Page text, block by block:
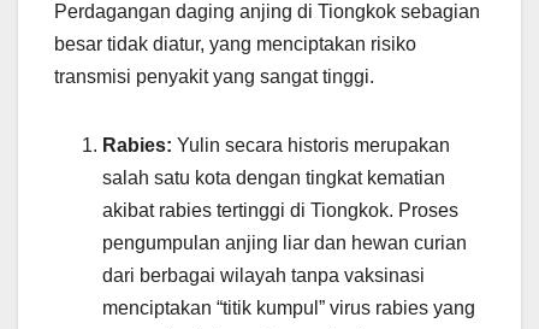
Perdagangan daging anjing di Tiongkok sebagian
besar tidak diatur, yang menciptakan risiko
transmisi penyakit yang sangat tinggi.
Rabies: Yulin secara historis merupakan
salah satu kota dengan tingkat kematian
akibat rabies tertinggi di Tiongkok. Proses
pengumpulan anjing liar dan hewan curian
dari berbagai wilayah tanpa vaksinasi
menciptakan “titik kumpul” virus rabies yang